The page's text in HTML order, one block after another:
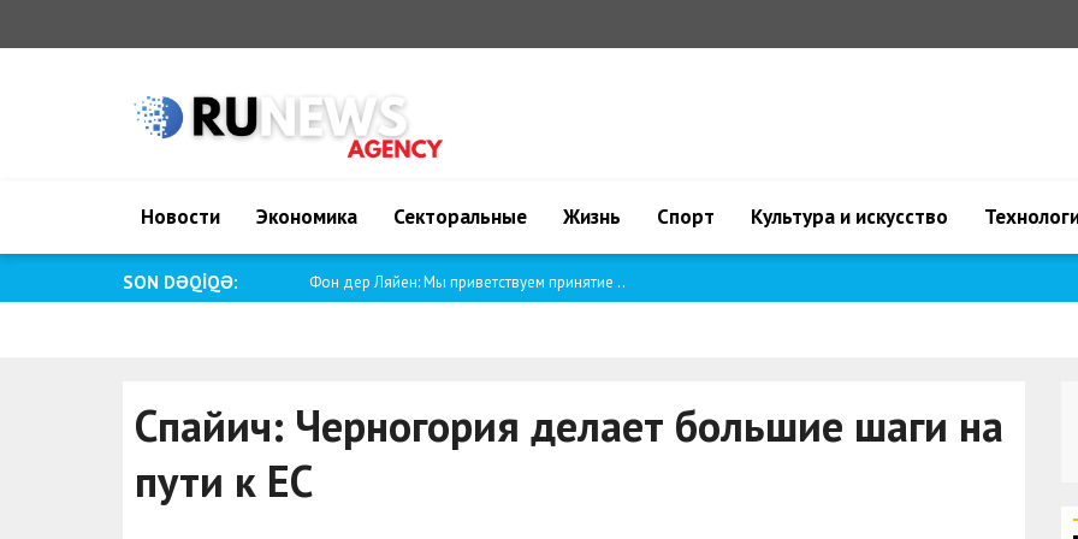
Новости Экономика Секторальные Жизнь Спорт Культура и искусство
SON DƏQİQƏ: Фон дер Ляйен: Мы приветствуем принятие ..
Спайич: Черногория делает большие шаги на
пути к ЕС